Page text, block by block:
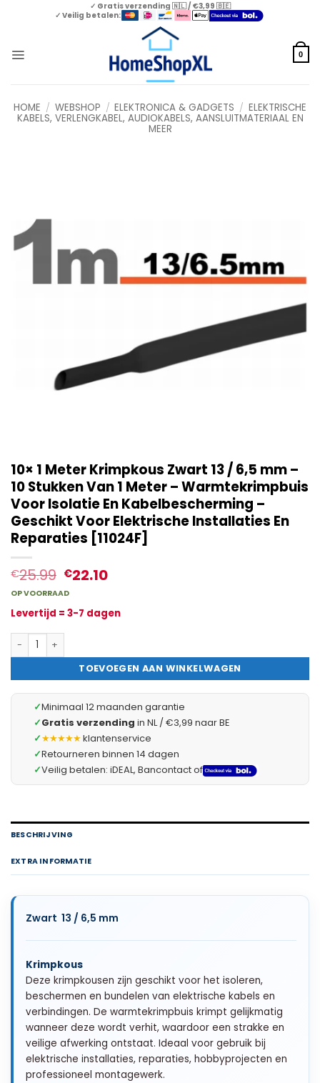
✓ Gratis verzending 🇳🇱 / €3,99 🇧🇪
✓ Veilig betalen:
0
HOME / WEBSHOP / ELEKTRONICA & GADGETS / ELEKTRISCHE
KABELS, VERLENGKABEL, AUDIOKABELS, AANSLUITMATERIAAL EN
MEER
10× 1 Meter Krimpkous Zwart 13 / 6,5 mm –
10 Stukken Van 1 Meter – Warmtekrimpbuis
Voor Isolatie En Kabelbescherming –
Geschikt Voor Elektrische Installaties En
Reparaties [11024F]
€25.99 €22.10
OP VOORRAAD
Levertijd = 3-7 dagen
10× 1 Meter Krimpkous Zwart 13 / 6,5 mm – 10 Stukken Van 1
TOEVOEGEN AAN WINKELWAGEN
✓Minimaal 12 maanden garantie
✓Gratis verzending in NL / €3,99 naar BE
✓★★★★★klantenservice
✓Retourneren binnen 14 dagen
✓Veilig betalen: iDEAL, Bancontact of
BESCHRIJVING
EXTRA INFORMATIE
Zwart 13 / 6,5 mm
Krimpkous
Deze krimpkousen zijn geschikt voor het isoleren,
beschermen en bundelen van elektrische kabels en
verbindingen. De warmtekrimpbuis krimpt gelijkmatig
wanneer deze wordt verhit, waardoor een strakke en
veilige afwerking ontstaat. Ideaal voor gebruik bij
elektrische installaties, reparaties, hobbyprojecten en
professioneel montagewerk.